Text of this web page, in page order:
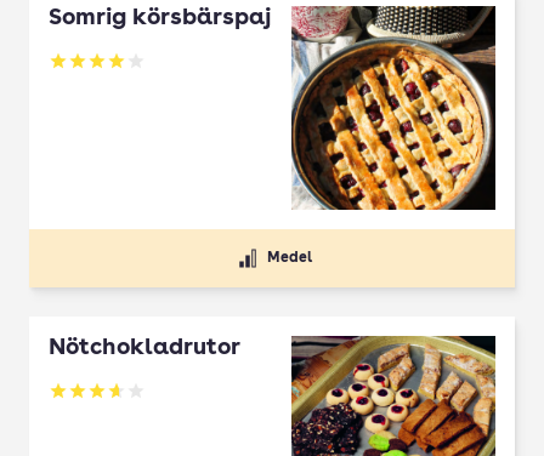
Somrig körsbärspaj
Betyg: 4 av 5
Medel
Nötchokladrutor
Betyg: 3.65 av 5